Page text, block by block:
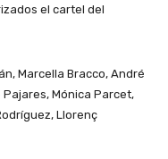
el cartel del
Marcella Bracco, André
Mónica Parcet,
Llorenç